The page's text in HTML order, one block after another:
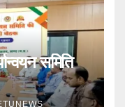
समिति